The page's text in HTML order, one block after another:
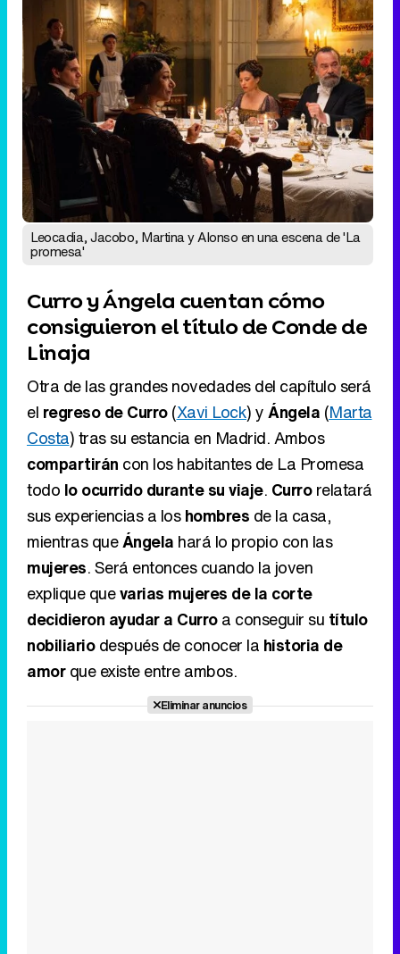
Leocadia, Jacobo, Martina y Alonso en una escena de 'La
promesa'
Curro y Ángela cuentan cómo
consiguieron el título de Conde de
Linaja
Otra de las grandes novedades del capítulo será
el regreso de Curro(Xavi Lock) yÁngela (Marta
Costa) tras su estancia en Madrid. Ambos
compartirán con los habitantes de La Promesa
todo lo ocurrido durante su viaje. Currorelatará
sus experiencias a loshombres de la casa,
mientras queÁngela hará lo propio con las
mujeres. Será entonces cuando la joven
explique quevarias mujeres de la corte
decidieron ayudar a Curroa conseguir su título
nobiliariodespués de conocer la historia de
amorque existe entre ambos.
Eliminar anuncios